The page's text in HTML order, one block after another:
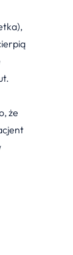
że